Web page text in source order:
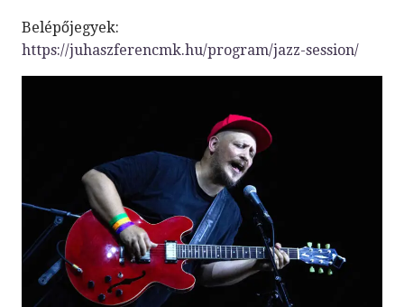
Belépőjegyek:
https://juhaszferencmk.hu/program/jazz-session/